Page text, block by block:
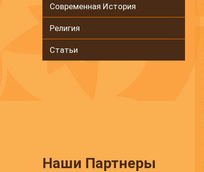
Современная История
Религия
Статьи
Наши Партнеры